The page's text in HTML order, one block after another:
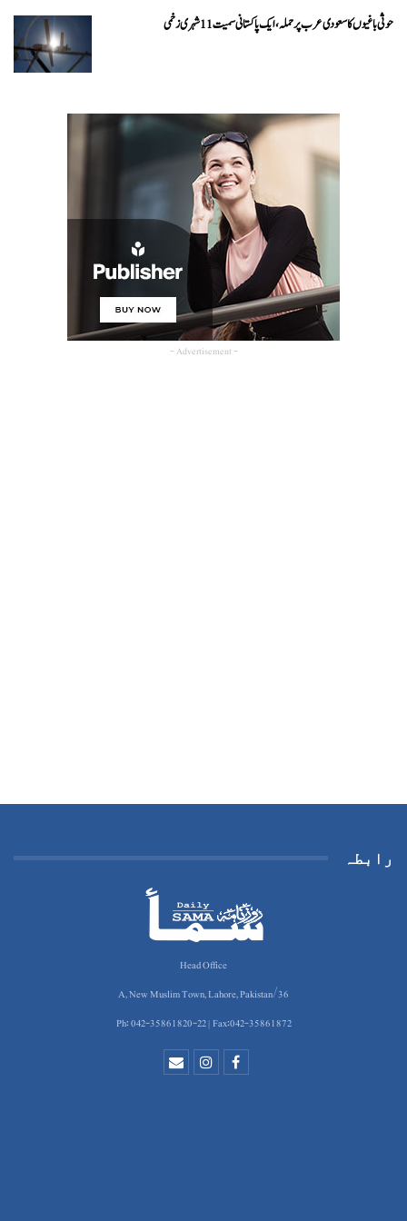
حوثی باغیوں کا سعودی عرب پر حملہ، ایک پاکستانی سمیت 11 شہری زخمی
- Advertisement -
رابطہ
Head Office
36/A, New Muslim Town, Lahore, Pakistan
Ph: 042-35861820-22 | Fax:042-35861872